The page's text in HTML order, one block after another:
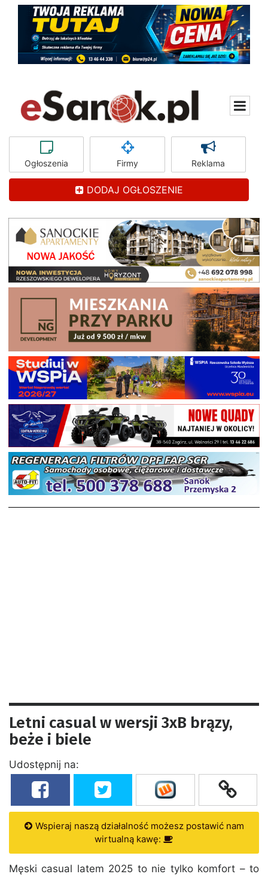
Ogłoszenia Firmy Reklama
DODAJ OGŁOSZENIE
Letni casual w wersji 3xB brązy,
beże i biele
Udostępnij na:
Wspieraj naszą działalność możesz postawić nam
wirtualną kawę:
Męski casual latem 2025 to nie tylko komfort – to